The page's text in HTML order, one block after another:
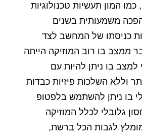
המון תעשיות טכנולוגיות
משמעותית בשנים
כניסתו של המחשב לצד
ממצב בו רוב המוזיקה הייתה
למצב בו ניתן להיות עם
וללא השלכות פיזיות כבדות
בו ניתן להשתמש בלפטופ
גלובלי לכלל המוזיקה
לגבות הכל ברשת,